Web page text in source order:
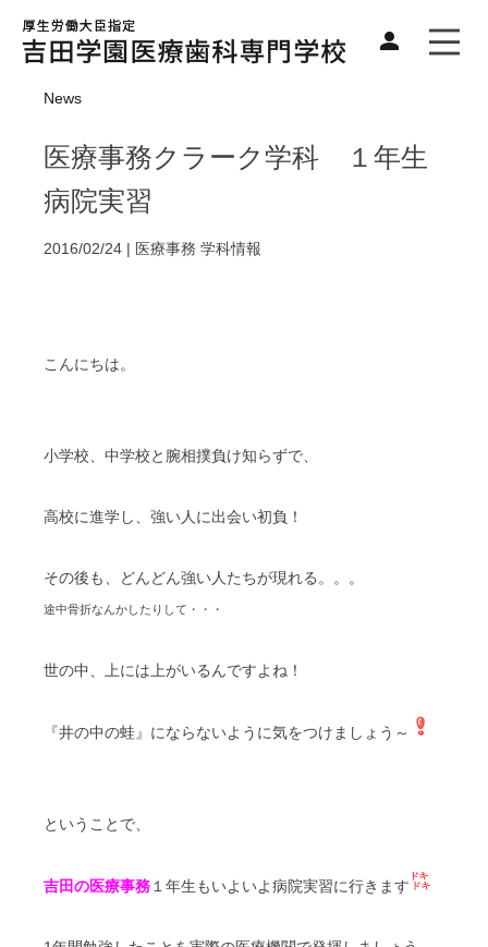
News
医療事務クラーク学科 １年生
病院実習
2016/02/24 | 医療事務 学科情報
こんにちは。
小学校、中学校と腕相撲負け知らずで、
高校に進学し、強い人に出会い初負！
その後も、どんどん強い人たちが現れる。。。
途中骨折なんかしたりして・・・
世の中、上には上がいるんですよね！
『井の中の蛙』にならないように気をつけましょう～
ということで、
吉田の医療事務 １年生もいよいよ病院実習に行きます